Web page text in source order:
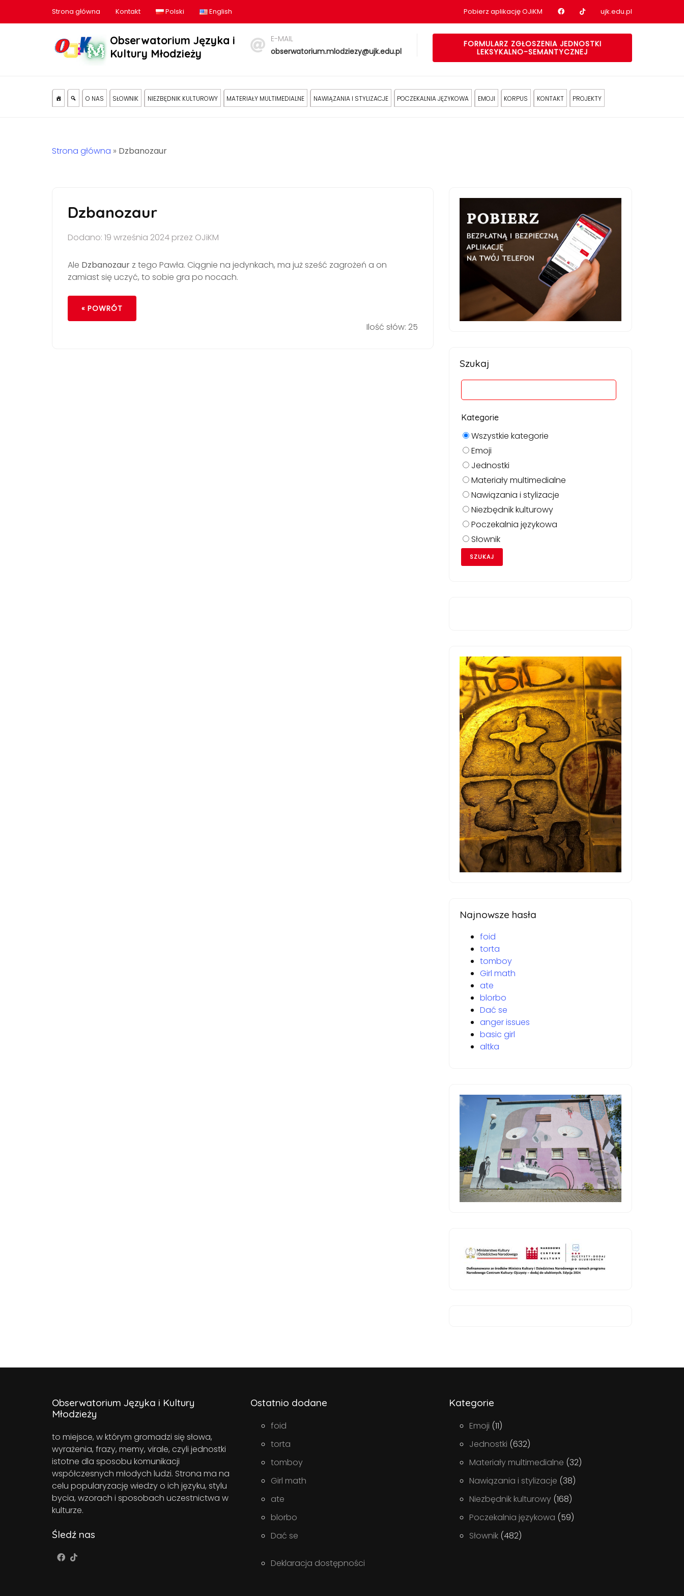
Strona główna Kontakt Polski English Pobierz aplikację OJiKM Nasz profil na Facebook
Nasz profil na tiktok
ujk.edu.pl
Obserwatorium Języka i
Kultury Młodzieży
E-MAIL
obserwatorium.mlodziezy@ujk.edu.pl
FORMULARZ ZGŁOSZENIA JEDNOSTKI
LEKSYKALNO-SEMANTYCZNEJ
O NAS SŁOWNIK NIEZBĘDNIK KULTUROWY MATERIAŁY MULTIMEDIALNE NAWIĄZANIA I STYLIZACJE POCZEKALNIA JĘZYKOWA EMOJI KORPUS KONTAKT PROJEKTY
Strona główna » Dzbanozaur
Dzbanozaur
Dodano: 19 września 2024 przez OJiKM
Ale Dzbanozaur z tego Pawła. Ciągnie na jedynkach, ma już sześć zagrożeń a on
zamiast się uczyć, to sobie gra po nocach.
« POWRÓT
Ilość słów: 25
Szukaj
Kategorie
Wszystkie kategorie
Emoji
Jednostki
Materiały multimedialne
Nawiązania i stylizacje
Niezbędnik kulturowy
Poczekalnia językowa
Słownik
Najnowsze hasła
foid
torta
tomboy
Girl math
ate
blorbo
Dać se
anger issues
basic girl
altka
Obserwatorium Języka i Kultury
Młodzieży
to miejsce, w którym gromadzi się słowa,
wyrażenia, frazy, memy, virale, czyli jednostki
istotne dla sposobu komunikacji
współczesnych młodych ludzi. Strona ma na
celu popularyzację wiedzy o ich języku, stylu
bycia, wzorach i sposobach uczestnictwa w
kulturze.
Śledź nas
Ostatnio dodane
foid
torta
tomboy
Girl math
ate
blorbo
Dać se
Deklaracja dostępności
Kategorie
Emoji (11)
Jednostki (632)
Materiały multimedialne (32)
Nawiązania i stylizacje (38)
Niezbędnik kulturowy (168)
Poczekalnia językowa (59)
Słownik (482)